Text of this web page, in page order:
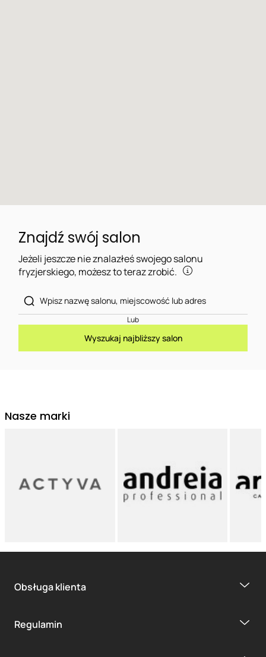
Znajdź swój salon
Jeżeli jeszcze nie znalazłeś swojego salonu
fryzjerskiego, możesz to teraz zrobić.
Lub
Wyszukaj najbliższy salon
Nasze marki
Obsługa klienta
Regulamin